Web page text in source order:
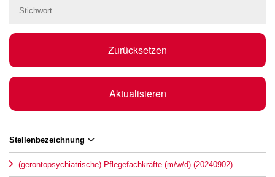
Zurücksetzen
Aktualisieren
Stellenbezeichnung
(gerontopsychiatrische) Pflegefachkräfte (m/w/d) (20240902)